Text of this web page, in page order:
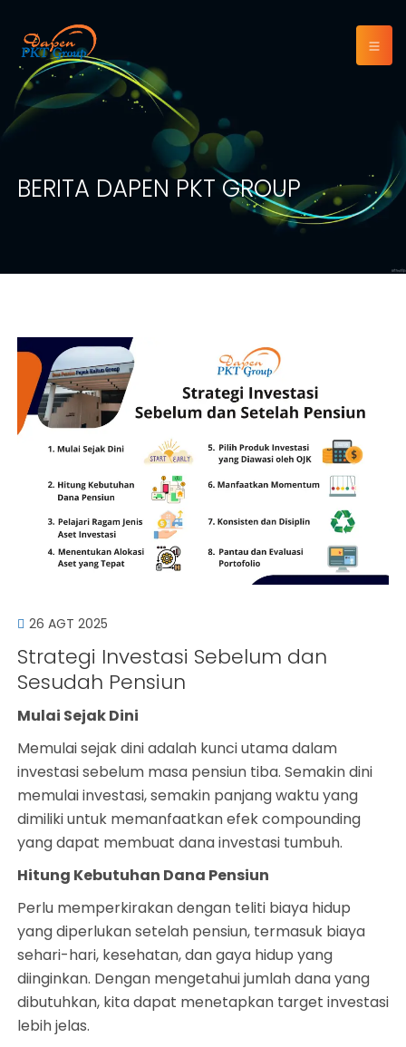
BERITA DAPEN PKT GROUP
26 AGT 2025
Strategi Investasi Sebelum dan
Sesudah Pensiun
Mulai Sejak Dini
Memulai sejak dini adalah kunci utama dalam
investasi sebelum masa pensiun tiba. Semakin dini
memulai investasi, semakin panjang waktu yang
dimiliki untuk memanfaatkan efek compounding
yang dapat membuat dana investasi tumbuh.
Hitung Kebutuhan Dana Pensiun
Perlu memperkirakan dengan teliti biaya hidup
yang diperlukan setelah pensiun, termasuk biaya
sehari-hari, kesehatan, dan gaya hidup yang
diinginkan. Dengan mengetahui jumlah dana yang
dibutuhkan, kita dapat menetapkan target investasi
lebih jelas.